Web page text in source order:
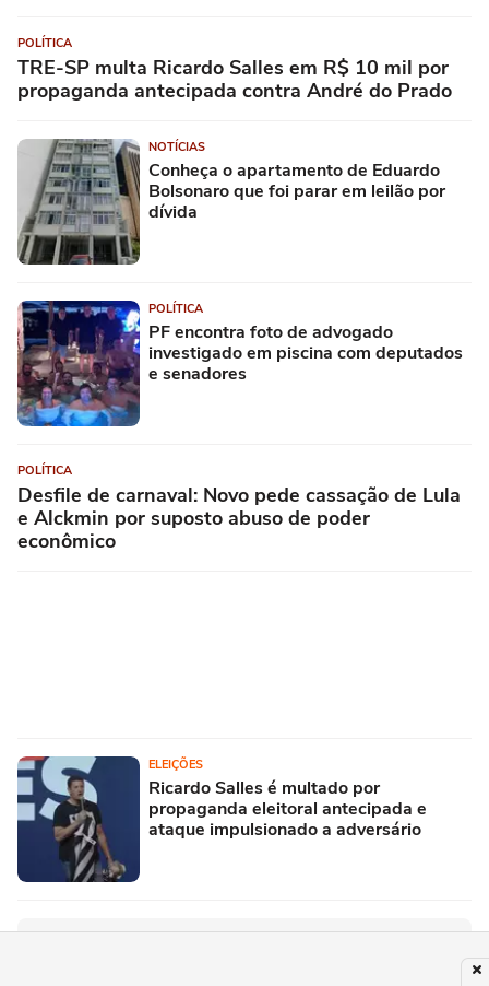
POLÍTICA
TRE-SP multa Ricardo Salles em R$ 10 mil por
propaganda antecipada contra André do Prado
NOTÍCIAS
Conheça o apartamento de Eduardo
Bolsonaro que foi parar em leilão por
dívida
POLÍTICA
PF encontra foto de advogado
investigado em piscina com deputados
e senadores
POLÍTICA
Desfile de carnaval: Novo pede cassação de Lula
e Alckmin por suposto abuso de poder
econômico
ELEIÇÕES
Ricardo Salles é multado por
propaganda eleitoral antecipada e
ataque impulsionado a adversário